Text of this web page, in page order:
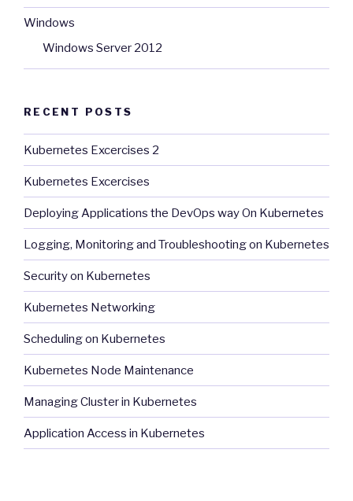
Windows
Windows Server 2012
RECENT POSTS
Kubernetes Excercises 2
Kubernetes Excercises
Deploying Applications the DevOps way On Kubernetes
Logging, Monitoring and Troubleshooting on Kubernetes
Security on Kubernetes
Kubernetes Networking
Scheduling on Kubernetes
Kubernetes Node Maintenance
Managing Cluster in Kubernetes
Application Access in Kubernetes